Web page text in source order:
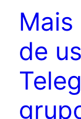
de